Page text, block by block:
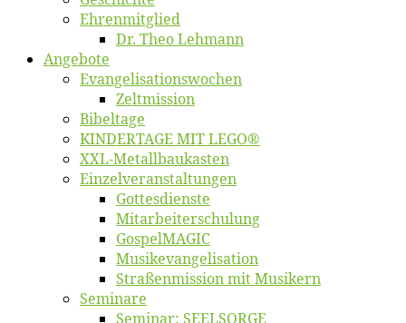
Eh­ren­mit­glied
Dr. Theo Lehmann
An­ge­bo­te
Evangelisa­tions­wo­chen
Zelt­mis­si­on
Bi­bel­ta­ge
KINDERTAGE MIT LEGO®
XXL-Me­­tal­l­­bau­­kas­­ten
Einzelver­an­stal­tungen
Got­tes­diens­te
Mitarbeiter­schulung
Gos­pel­MA­GIC
Musikevan­ge­li­sa­tion
Straßenmis­sion mit Musikern
Se­mi­na­re
Se­mi­nar: SEELSORGE